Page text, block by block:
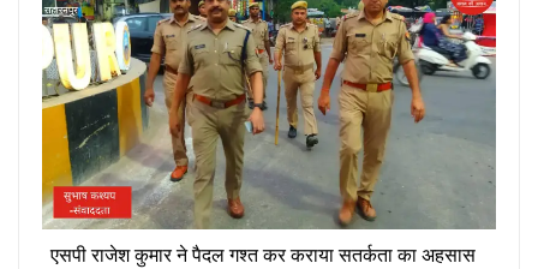
एसपी राजेश कुमार ने पैदल गश्त कर कराया सतर्कता का अहसास